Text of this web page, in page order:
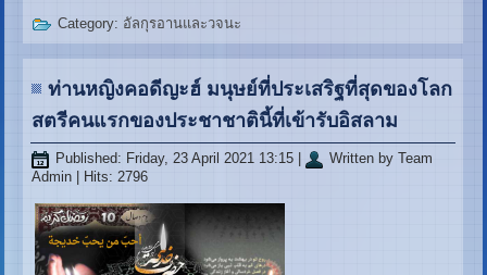
Category: อัลกุรอานและวจนะ
ท่านหญิงคอดีญะฮ์ มนุษย์ที่ประเสริฐที่สุดของโลก
สตรีคนแรกของประชาชาตินี้ที่เข้ารับอิสลาม
Published: Friday, 23 April 2021 13:15
Written by Team
Admin | Hits: 2796